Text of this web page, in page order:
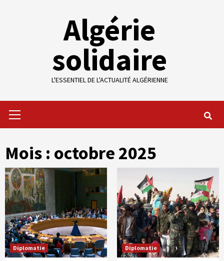
Algérie
solidaire
L'ESSENTIEL DE L'ACTUALITÉ ALGÉRIENNE
Menu
Mois : octobre 2025
Diplomatie Diplomatie